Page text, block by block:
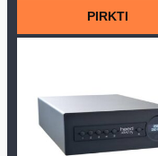
PIRKTI